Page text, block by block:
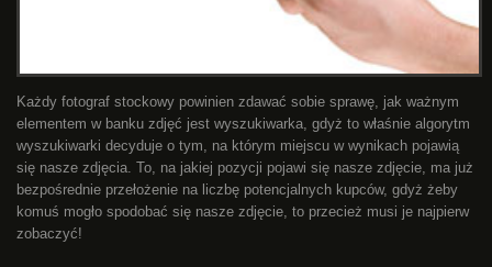
Każdy fotograf stockowy powinien zdawać sobie sprawę, jak ważnym
elementem w banku zdjęć jest wyszukiwarka, gdyż to właśnie algorytm
wyszukiwarki decyduje o tym, na którym miejscu w wynikach pojawią
się nasze zdjęcia. To, na jakiej pozycji pojawi się nasze zdjęcie, ma już
bezpośrednie przełożenie na liczbę potencjalnych kupców, gdyż żeby
komuś mogło spodobać się nasze zdjęcie, to przecież musi je najpierw
zobaczyć!